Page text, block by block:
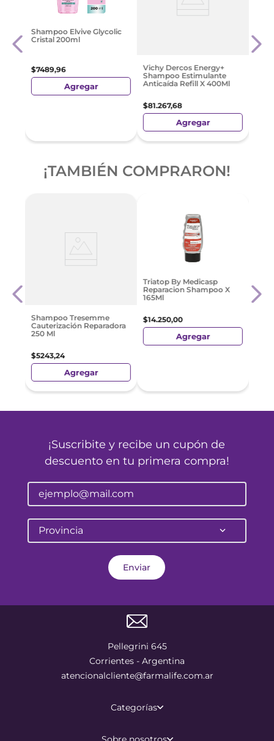
Shampoo Elvive Glycolic
Cristal 200ml
$7489,96
Agregar
Vichy Dercos Energy+
Shampoo Estimulante
Anticaída Refill X 400Ml
$81.267,68
Agregar
¡TAMBIÉN COMPRARON!
Shampoo Tresemme
Cauterización Reparadora
250 Ml
$5243,24
Agregar
Triatop By Medicasp
Reparacion Shampoo X
165Ml
$14.250,00
Agregar
¡Suscribite y recibe un cupón de
descuento en tu primera compra!
Provincia
Enviar
Pellegrini 645
Corrientes - Argentina
atencionalcliente@farmalife.com.ar
Categorías